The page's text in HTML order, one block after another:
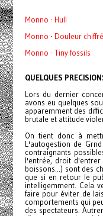
Monno - Hull
Monno - Douleur
Monno - Tiny fossils
QUELQUES
Lors du dernier
avons eu quelques
apparemment des
brutale et attitude
On tient donc à
L'autogestion de
contraignants
l'entrée, droit
boissons...) sont des
que si en retour le
intelligemment. Cela
faire pour éviter de
comportements qui
des spectateurs.